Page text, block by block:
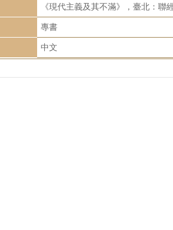
《現代主義及其不滿》，臺北：聯
專書
中文